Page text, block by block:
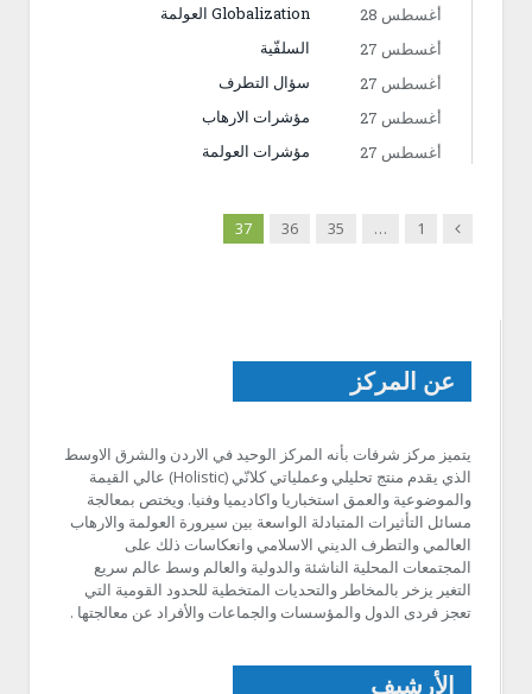
أغسطس 28
Globalization العولمة
أغسطس 27
السلفّية
أغسطس 27
سؤال التطرف
أغسطس 27
مؤشرات الارهاب
أغسطس 27
مؤشرات العولمة
Previous
1
…
35
36
37
عن المركز
يتميز مركز شرفات بأنه المركز الوحيد في الاردن والشرق الاوسط
الذي يقدم منتج تحليلي وعملياتي كلانّي (Holistic) عالي القيمة
والموضوعية والعمق استخباريا واكاديميا وفنيا. ويختص بمعالجة
مسائل التأثيرات المتبادلة الواسعة بين سيرورة العولمة والارهاب
العالمي والتطرف الديني الاسلامي وانعكاسات ذلك على
المجتمعات المحلية الناشئة والدولية والعالم وسط عالم سريع
التغير يزخر بالمخاطر والتحديات المتخطية للحدود القومية التي
تعجز فردى الدول والمؤسسات والجماعات والأفراد عن معالجتها .
الأرشيف